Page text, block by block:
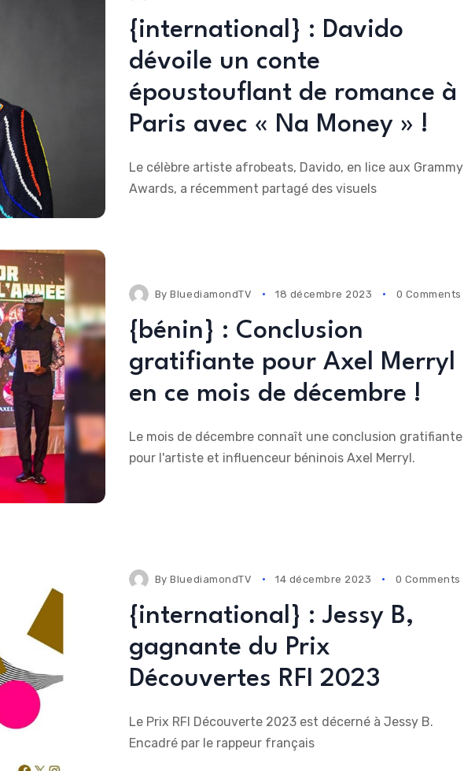
{international} : Davido
dévoile un conte
époustouflant de romance à
Paris avec « Na Money » !
Le célèbre artiste afrobeats, Davido, en lice aux Grammy
Awards, a récemment partagé des visuels
ByBluediamondTV 18 décembre 2023 0 Comments
{bénin} : Conclusion
gratifiante pour Axel Merryl
en ce mois de décembre !
Le mois de décembre connaît une conclusion gratifiante
pour l'artiste et influenceur béninois Axel Merryl.
ByBluediamondTV 14 décembre 2023 0 Comments
{international} : Jessy B,
gagnante du Prix
Découvertes RFI 2023
Le Prix RFI Découverte 2023 est décerné à Jessy B.
Encadré par le rappeur français